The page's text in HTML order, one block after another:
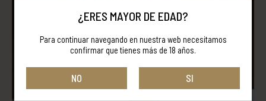
¿ERES MAYOR DE EDAD?
Para continuar navegando en nuestra web necesitamos
confirmar que tienes más de 18 años.
NO SI